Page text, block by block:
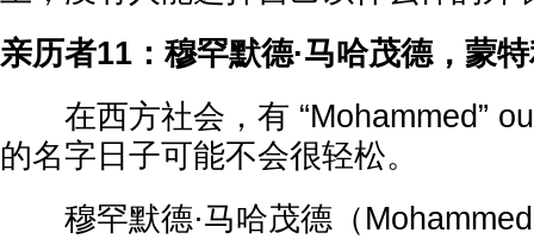
亲历者11：穆罕默德·马哈茂德，蒙
在西方社会，有 “Mohammed” ou
的名字日子可能不会很轻松。
穆罕默德·马哈茂德（Mohammed